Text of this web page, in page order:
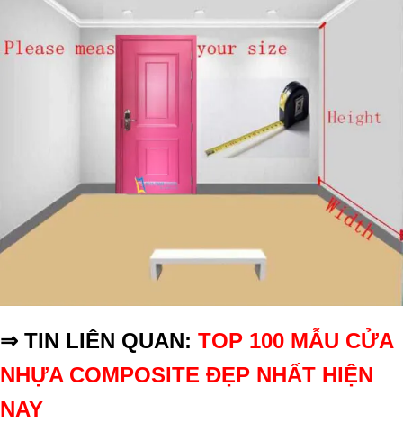
⇒ TIN LIÊN QUAN: TOP 100 MẪU CỬA
NHỰA COMPOSITE ĐẸP NHẤT HIỆN
NAY